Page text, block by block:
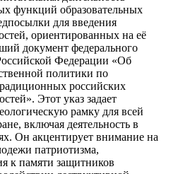
функций образовательных
для введения
ориентированных на её
документ федерального
Федерации «Об
политики по
российских
Этот указ задает
рамку для всей
включая деятельность в
Он акцентирует внимание на
патриотизма,
к памяти защитников